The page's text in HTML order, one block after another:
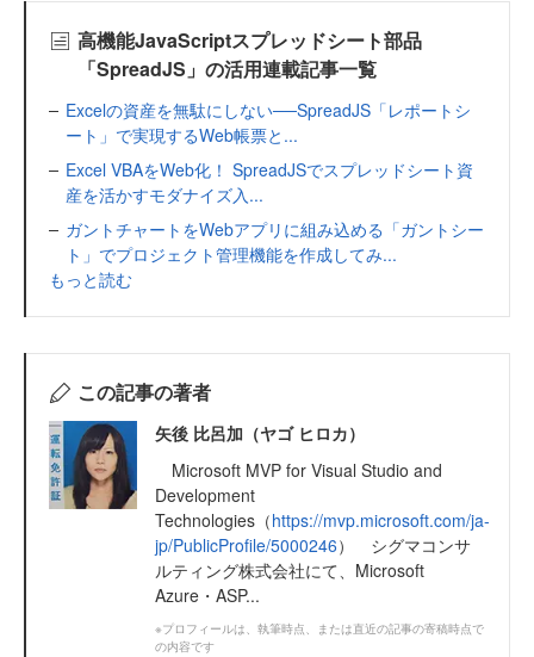
高機能JavaScriptスプレッドシート部品
「SpreadJS」の活用連載記事一覧
Excelの資産を無駄にしない──SpreadJS「レポートシ
ート」で実現するWeb帳票と...
Excel VBAをWeb化！ SpreadJSでスプレッドシート資
産を活かすモダナイズ入...
ガントチャートをWebアプリに組み込める「ガントシー
ト」でプロジェクト管理機能を作成してみ...
もっと読む
この記事の著者
矢後 比呂加（ヤゴ ヒロカ）
Microsoft MVP for Visual Studio and
Development
Technologies（https://mvp.microsoft.com/ja-
jp/PublicProfile/5000246） シグマコンサ
ルティング株式会社にて、Microsoft
Azure・ASP...
※プロフィールは、執筆時点、または直近の記事の寄稿時点で
の内容です